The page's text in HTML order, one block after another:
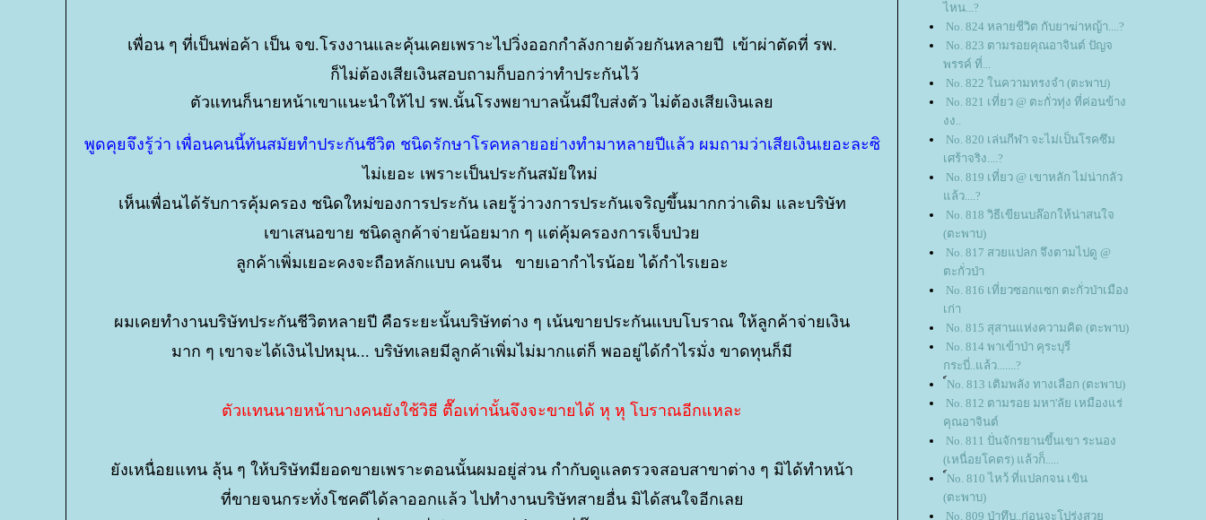
เพื่อน ๆ ที่เป็นพ่อค้า เป็น จข.โรงงานและคุ้นเคยเพราะไปวิ่งออกกำลังกายด้วยกันหลายปี เข้าผ่าตัดที่ รพ.
ก็ไม่ต้องเสียเงินสอบถามก็บอกว่าทำประกันไว้
ตัวแทนก็นายหน้าเขาแนะนำให้ไป รพ.นั้นโรงพยาบาลนั้นมีใบส่งตัว ไม่ต้องเสียเงินเล
พูดคุยจึงรู้ว่า เพื่อนคนนี้ทันสมัยทำประกันชีวิต ชนิดรักษาโรคหลายอย่างทำมาหลายปีแล้ว ผมถามว่าเสียเงินเยอะละซิ
ไม่เยอะ เพราะเป็นประกันสมัยใหม่
เห็นเพื่อนได้รับการคุ้มครอง ชนิดใหม่ของการประกัน เลยรู้ว่าวงการประกันเจริญขึ้นมากกว่าเดิม และบริษัท
เขาเสนอขาย ชนิดลูกค้าจ่ายน้อยมาก ๆ แต่คุ้มครองการเจ็บป่ว
ลูกค้าเพิ่มเยอะคงจะถือหลักแบบ คนจีน ขายเอากำไรน้อย ได้กำไรเยอะ
ผมเคยทำงานบริษัทประกันชีวิตหลายปี คือระยะนั้นบริษัทต่าง ๆ เน้นขายประกันแบบโบราณ ให้ลูกค้าจ่ายเงิน
มาก ๆ เขาจะได้เงินไปหมุน... บริษัทเลยมีลูกค้าเพิ่มไม่มากแต่ก็ พออยู่ได้กำไรมั่ง ขาดทุนก็มี
ตัวแทนนายหน้าบางคนยังใช้วิธี ตื๊อเท่านั้นจึงจะขายได้ หุ หุ โบราณอีกแหละ
ังเหนื่อยแทน ลุ้น ๆ ให้บริษัทมียอดขายเพราะตอนนั้นผมอยู่ส่วน กำกับดูแลตรวจสอบสาขาต่าง ๆ มิได้ทำหน้า
ที่ขายจนกระทั่งโชคดีได้ลาออกแล้ว ไปทำงานบริษัทสายอื่น มิได้สนใจอีกเล
ไหน...?
No. 824 หลายชีวิต กับยาฆ่าหญ้า....?
No. 823 ตามรอยคุณอาจินต์ ปัญจ
พรรค์ ที่...
No. 822 ในความทรงจำ (ตะพาบ)
No. 821 เที่ยว @ ตะกั่วทุ่ง ที่ค่อนข้าง
งง..
No. 820 เล่นกีฬา จะไม่เป็นโรคซึม
เศร้าจริง....?
No. 819 เที่ยว @ เขาหลัก ไม่น่ากลัว
ล้ว....?
No. 818 วิธีเขียนบล๊อกให้น่าสนใจ
(ตะพาบ)
No. 817 สวยแปลก จึงตามไปดู @
ตะกั่วป่า
No. 816 เที่ยวซอกแซก ตะกั่วป่าเมือง
เก่า
No. 815 สุสานแห่งความคิด (ตะพาบ)
No. 814 พาเข้าป่า คุระบุรี
กระบี่..แล้ว.......?
์No. 813 เติมพลัง ทางเลือก (ตะพาบ)
No. 812 ตามรอย มหา'ลัย เหมืองแร่
คุณอาจินต์
No. 811 ปั่นจักรยานขึ้นเขา ระนอง
(เหนื่อยโคตร) แล้วก็.....
์No. 810 ไหว้ ที่แปลกจน เขิน
(ตะพาบ)
No. 809 ป่าทึบ..ก่อนจะโปร่งสว